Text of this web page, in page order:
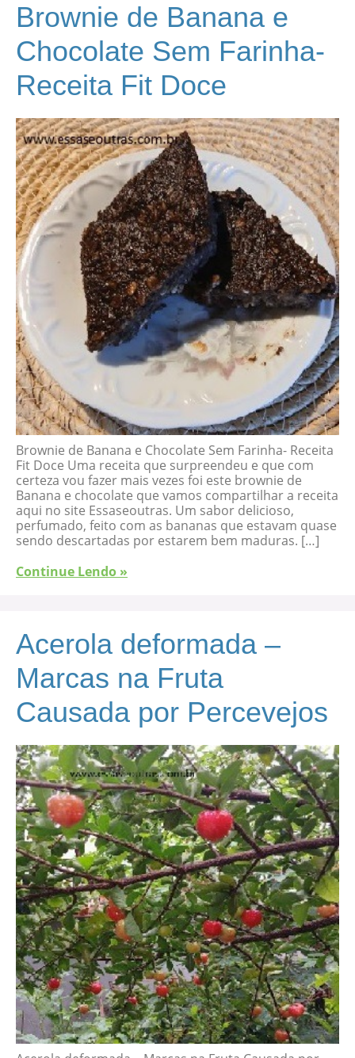
Brownie de Banana e
Chocolate Sem Farinha-
Receita Fit Doce
Brownie de Banana e Chocolate Sem Farinha- Receita
Fit Doce Uma receita que surpreendeu e que com
certeza vou fazer mais vezes foi este brownie de
Banana e chocolate que vamos compartilhar a receita
aqui no site Essaseoutras. Um sabor delicioso,
perfumado, feito com as bananas que estavam quase
sendo descartadas por estarem bem maduras. […]
Continue Lendo »
Acerola deformada –
Marcas na Fruta
Causada por Percevejos